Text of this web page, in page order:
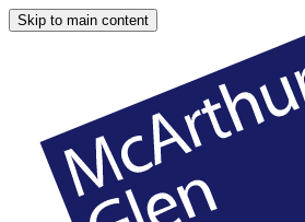
Skip to main content